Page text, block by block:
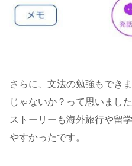
さらに、文法の勉強もでき
じゃないか？って思いました
ストーリーも海外旅行や留
やすかったです。